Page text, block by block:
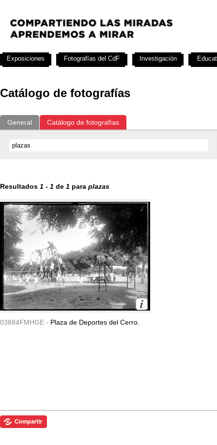
Catálogo de fotografías
General Catálogo de fotografías
Resultados 1 - 1 de 1 para plazas
03884FMHGE - Plaza de Deportes del Cerro.
Exposiciones Fotografías del CdF Investigación